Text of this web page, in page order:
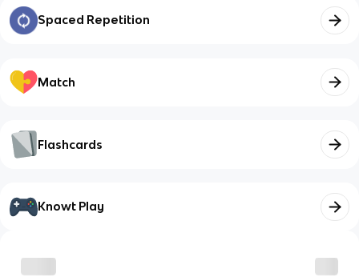
Spaced Repetition
Match
Flashcards
Knowt Play